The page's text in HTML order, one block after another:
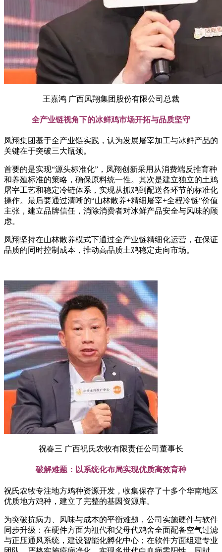
王嘉鸿 广西凤翔集团股份有限公司总裁
全产业链视角下的冰鲜鸡市场开拓与品质坚守
凤翔集团基于全产业链实践，认为发展屠宰加工与冰鲜产品的
关键在于突破三大瓶颈。
首要的是实现“源头标准化”，凤翔创新采用从消费端反推育种
和养殖标准的策略，确保原料统一性。其次是建立独立的土鸡
屠宰工艺和稳定冷链体系，实现从抓鸡到配送各环节的标准化
操作。最后要通过清晰的“山林散养+精细屠宰+全程冷链”价值
主张，建立品牌信任，消除消费者对冰鲜产品安全与风味的顾
虑。
凤翔坚持在山林散养模式下通过全产业链精细化运营，在保证
品质的同时控制成本，推动高品质土鸡稳定走向市场。
祝春三 广西祝氏农牧有限责任公司董事长
破解难题：以系统化布局实现优质高效育种
祝氏农牧专注地方鸡种资源开发，收集保存了十多个华南地区
优质地方鸡种，建立了完整的基因资源库。
为突破抗病力、风味与成本的平衡难题，公司实施硬件与软件
同步升级：在硬件方面为祖代和父母代鸡舍全面配备空气过滤
与正压通风系统，建设智能化孵化中心；在软件方面组建专业